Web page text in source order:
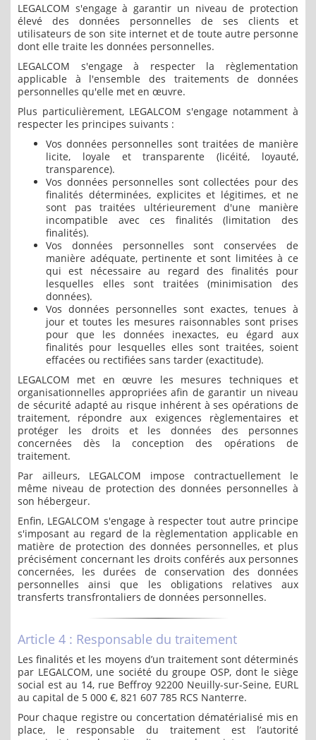
LEGALCOM s'engage à garantir un niveau de protection
élevé des données personnelles de ses clients et
utilisateurs de son site internet et de toute autre personne
dont elle traite les données personnelles.
LEGALCOM s'engage à respecter la règlementation
applicable à l'ensemble des traitements de données
personnelles qu'elle met en œuvre.
Plus particulièrement, LEGALCOM s'engage notamment à
respecter les principes suivants :
Vos données personnelles sont traitées de manière
licite, loyale et transparente (licéité, loyauté,
transparence).
Vos données personnelles sont collectées pour des
finalités déterminées, explicites et légitimes, et ne
sont pas traitées ultérieurement d'une manière
incompatible avec ces finalités (limitation des
finalités).
Vos données personnelles sont conservées de
manière adéquate, pertinente et sont limitées à ce
qui est nécessaire au regard des finalités pour
lesquelles elles sont traitées (minimisation des
données).
Vos données personnelles sont exactes, tenues à
jour et toutes les mesures raisonnables sont prises
pour que les données inexactes, eu égard aux
finalités pour lesquelles elles sont traitées, soient
effacées ou rectifiées sans tarder (exactitude).
LEGALCOM met en œuvre les mesures techniques et
organisationnelles appropriées afin de garantir un niveau
de sécurité adapté au risque inhérent à ses opérations de
traitement, répondre aux exigences règlementaires et
protéger les droits et les données des personnes
concernées dès la conception des opérations de
traitement.
Par ailleurs, LEGALCOM impose contractuellement le
même niveau de protection des données personnelles à
son hébergeur.
Enfin, LEGALCOM s'engage à respecter tout autre principe
s'imposant au regard de la règlementation applicable en
matière de protection des données personnelles, et plus
précisément concernant les droits conférés aux personnes
concernées, les durées de conservation des données
personnelles ainsi que les obligations relatives aux
transferts transfrontaliers de données personnelles.
Article 4 : Responsable du traitement
Les finalités et les moyens d’un traitement sont déterminés
par LEGALCOM, une société du groupe OSP, dont le siège
social est au 14, rue Beffroy 92200 Neuilly-sur-Seine, EURL
au capital de 5 000 €, 821 607 785 RCS Nanterre.
Pour chaque registre ou concertation dématérialisé mis en
place, le responsable du traitement est l’autorité